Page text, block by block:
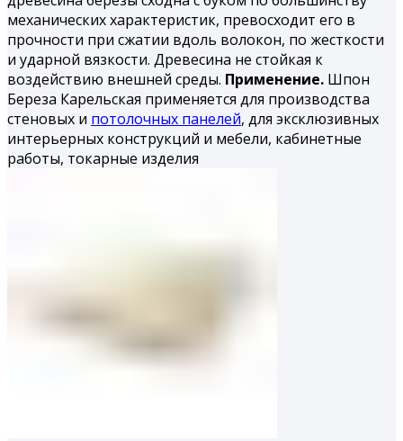
механических характеристик, превосходит его в
прочности при сжатии вдоль волокон, по жесткости
и удар­ной вязкости. Древесина не стойкая к
воздействию внешней среды. Применение. Шпон
Береза Карельская применяется для производства
стеновых и потолочных панелей, для эксклюзивных
интерьерных конструкций и мебели, кабинетные
работы, токарные из­делия